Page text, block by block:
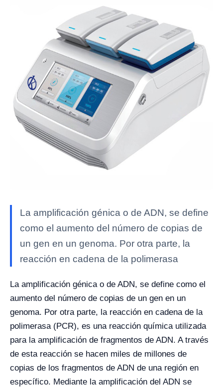
La amplificación génica o de ADN, se define
como el aumento del número de copias de
un gen en un genoma. Por otra parte, la
reacción en cadena de la polimerasa
La amplificación génica o de ADN, se define como el
aumento del número de copias de un gen en un
genoma. Por otra parte, la reacción en cadena de la
polimerasa (PCR), es una reacción química utilizada
para la amplificación de fragmentos de ADN. A través
de esta reacción se hacen miles de millones de
copias de los fragmentos de ADN de una región en
específico. Mediante la amplificación del ADN se